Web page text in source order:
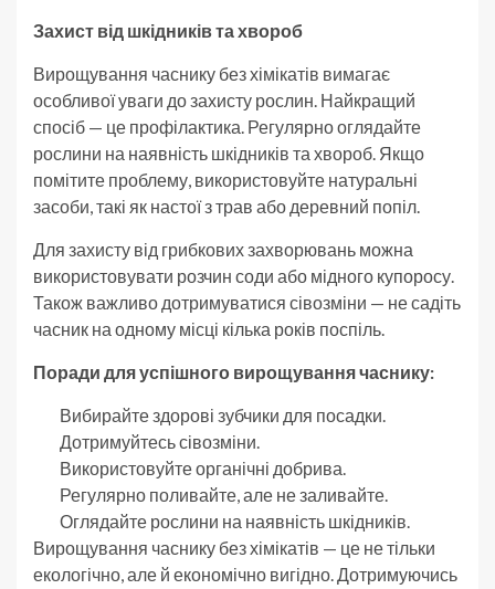
Захист від шкідників та хвороб
Вирощування часнику без хімікатів вимагає
особливої уваги до захисту рослин. Найкращий
спосіб — це профілактика. Регулярно оглядайте
рослини на наявність шкідників та хвороб. Якщо
помітите проблему, використовуйте натуральні
засоби, такі як настої з трав або деревний попіл.
Для захисту від грибкових захворювань можна
використовувати розчин соди або мідного купоросу.
Також важливо дотримуватися сівозміни — не садіть
часник на одному місці кілька років поспіль.
Поради для успішного вирощування часнику:
Вибирайте здорові зубчики для посадки.
Дотримуйтесь сівозміни.
Використовуйте органічні добрива.
Регулярно поливайте, але не заливайте.
Оглядайте рослини на наявність шкідників.
Вирощування часнику без хімікатів — це не тільки
екологічно, але й економічно вигідно. Дотримуючись